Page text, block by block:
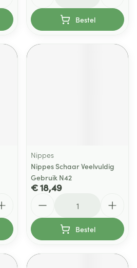
Bestel
Nippes
Nippes Schaar Veelvuldig
Gebruik N42
€ 18,49
Bestel